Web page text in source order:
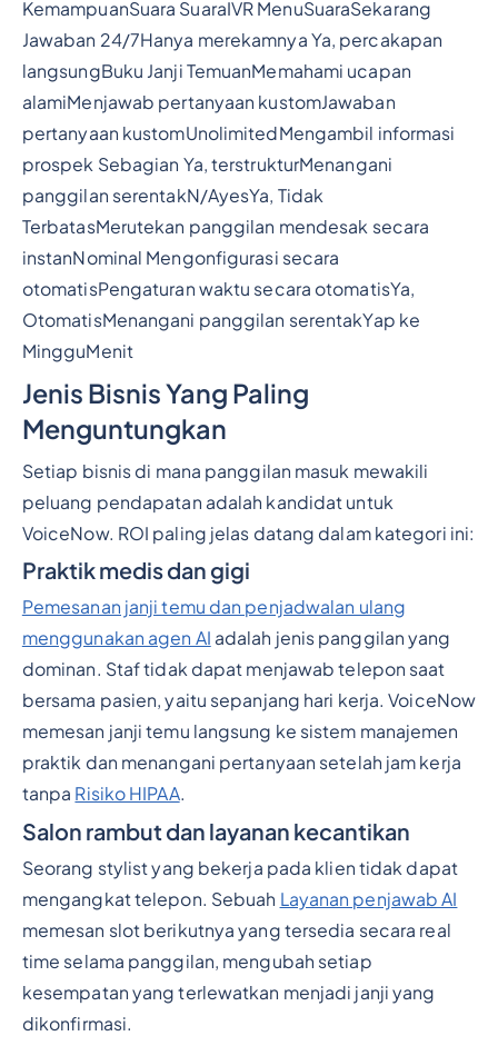
KemampuanSuara SuaraIVR MenuSuaraSekarang
Jawaban 24/7Hanya merekamnya Ya, percakapan
langsungBuku Janji TemuanMemahami ucapan
alamiMenjawab pertanyaan kustomJawaban
pertanyaan kustomUnolimitedMengambil informasi
prospek Sebagian Ya, terstrukturMenangani
panggilan serentakN/AyesYa, Tidak
TerbatasMerutekan panggilan mendesak secara
instanNominal Mengonfigurasi secara
otomatisPengaturan waktu secara otomatisYa,
OtomatisMenangani panggilan serentakYap ke
MingguMenit
Jenis Bisnis Yang Paling
Menguntungkan
Setiap bisnis di mana panggilan masuk mewakili
peluang pendapatan adalah kandidat untuk
VoiceNow. ROI paling jelas datang dalam kategori ini:
Praktik medis dan gigi
Pemesanan janji temu dan penjadwalan ulang
menggunakan agen AI adalah jenis panggilan yang
dominan. Staf tidak dapat menjawab telepon saat
bersama pasien, yaitu sepanjang hari kerja. VoiceNow
memesan janji temu langsung ke sistem manajemen
praktik dan menangani pertanyaan setelah jam kerja
tanpa Risiko HIPAA.
Salon rambut dan layanan kecantikan
Seorang stylist yang bekerja pada klien tidak dapat
mengangkat telepon. Sebuah Layanan penjawab AI
memesan slot berikutnya yang tersedia secara real
time selama panggilan, mengubah setiap
kesempatan yang terlewatkan menjadi janji yang
dikonfirmasi.